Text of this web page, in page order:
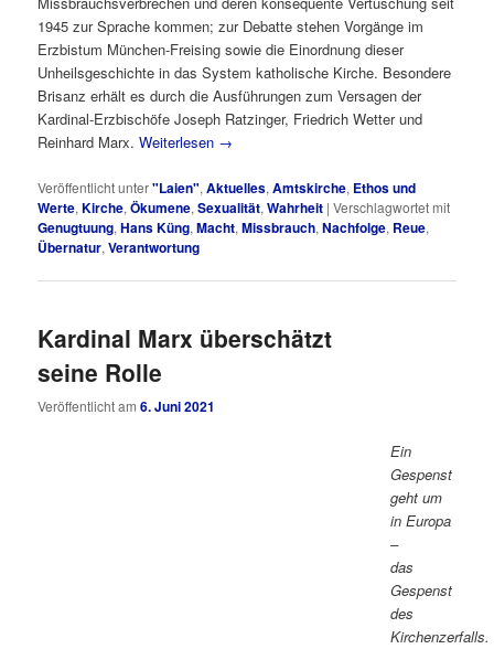
1945 zur Sprache kommen; zur Debatte stehen Vorgänge im
Erzbistum München-Freising sowie die Einordnung dieser
Unheilsgeschichte in das System katholische Kirche. Besondere
Brisanz erhält es durch die Ausführungen zum Versagen der
Kardinal-Erzbischöfe Joseph Ratzinger, Friedrich Wetter und
Reinhard Marx.Weiterlesen →
Veröffentlicht unter"Laien",Aktuelles,Amtskirche, Ethos und
Werte,Kirche,Ökumene,Sexualität,Wahrheit |Verschlagwortet mit
Genugtuung,Hans Küng,Macht,Missbrauch,Nachfolge, Reue,
Übernatur,Verantwortung
Kardinal Marx überschätzt
seine Rolle
Veröffentlicht am6. Juni 2021
Ein
Gespenst
geht um
in Europa
–
das
Gespenst
des
Kirchenzerfalls.